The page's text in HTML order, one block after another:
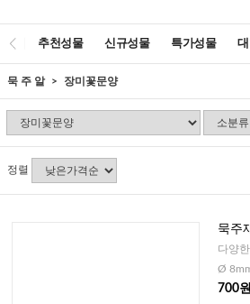
추천성물 신규성물 특가성물
묵 주 알 장미꽃문양
정렬
묵주
꽃봉
다양
Ø
700원